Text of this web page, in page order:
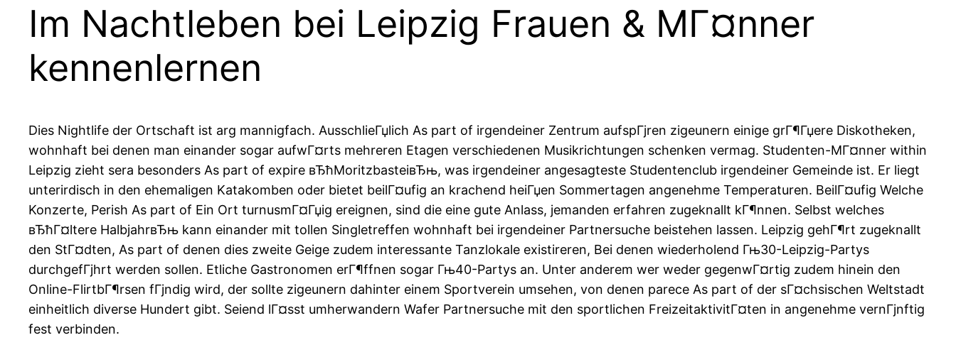
Im Nachtleben bei Leipzig Frauen & MГ¤nner
kennenlernen
Dies Nightlife der Ortschaft ist arg mannigfach. AusschlieГџlich As part of irgendeiner Zentrum aufspГјren zigeunern einige grГ¶Гџere Diskotheken,
wohnhaft bei denen man einander sogar aufwГ¤rts mehreren Etagen verschiedenen Musikrichtungen schenken vermag. Studenten-MГ¤nner within
Leipzig zieht sera besonders As part of expire вЂћMoritzbasteiвЂњ, was irgendeiner angesagteste Studentenclub irgendeiner Gemeinde ist. Er liegt
unterirdisch in den ehemaligen Katakomben oder bietet beilГ¤ufig an krachend heiГџen Sommertagen angenehme Temperaturen. BeilГ¤ufig Welche
Konzerte, Perish As part of Ein Ort turnusmГ¤Гџig ereignen, sind die eine gute Anlass, jemanden erfahren zugeknallt kГ¶nnen. Selbst welches
вЂћГ¤ltere HalbjahrвЂњ kann einander mit tollen Singletreffen wohnhaft bei irgendeiner Partnersuche beistehen lassen. Leipzig gehГ¶rt zugeknallt
den StГ¤dten, As part of denen dies zweite Geige zudem interessante Tanzlokale existireren, Bei denen wiederholend Гњ30-Leipzig-Partys
durchgefГјhrt werden sollen. Etliche Gastronomen erГ¶ffnen sogar Гњ40-Partys an. Unter anderem wer weder gegenwГ¤rtig zudem hinein den
Online-FlirtbГ¶rsen fГјndig wird, der sollte zigeunern dahinter einem Sportverein umsehen, von denen parece As part of der sГ¤chsischen Weltstadt
einheitlich diverse Hundert gibt. Seiend lГ¤sst umherwandern Wafer Partnersuche mit den sportlichen FreizeitaktivitГ¤ten in angenehme vernГјnftig
fest verbinden.